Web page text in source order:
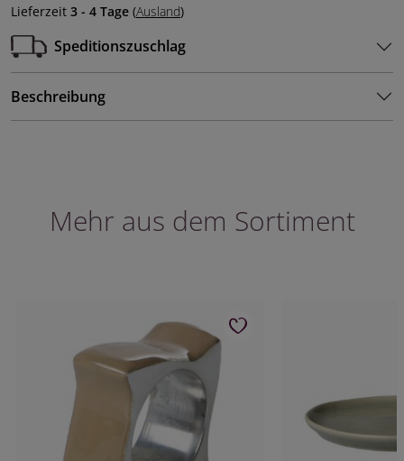
Lieferzeit 3 - 4 Tage (Ausland)
Speditionszuschlag
Beschreibung
Mehr aus dem Sortiment